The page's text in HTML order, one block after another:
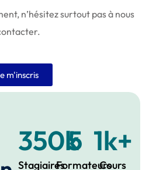
n’hésitez surtout pas à nous
m'inscris
350k
Stagiaires
5
Formateurs
1k+
Cours